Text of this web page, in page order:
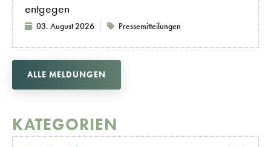
entgegen
03. August 2026 Pressemitteilungen
ALLE MELDUNGEN
KATEGORIEN